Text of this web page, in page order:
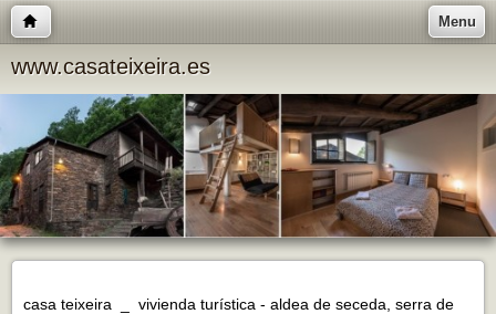
Menu
www.casateixeira.es
casa teixeira _ vivienda turística - aldea de seceda, serra de